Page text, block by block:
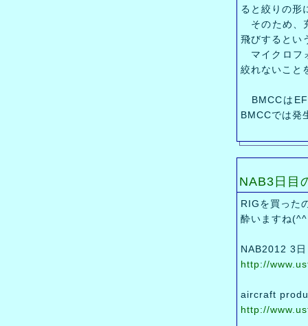
ると絞りの形
そのため、
飛びするとい
マイクロフ
絞れないこと
BMCCはEF
BMCCでは発
NAB3日目
RIGを買った
酔いますね
NAB2012 3
http://
aircraft
http://